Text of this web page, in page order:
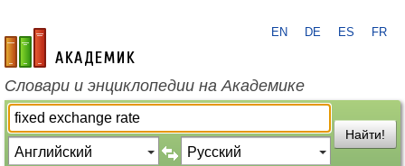
academic.ru
EN DE ES FR
Словари и энциклопедии на Академике
Найти!